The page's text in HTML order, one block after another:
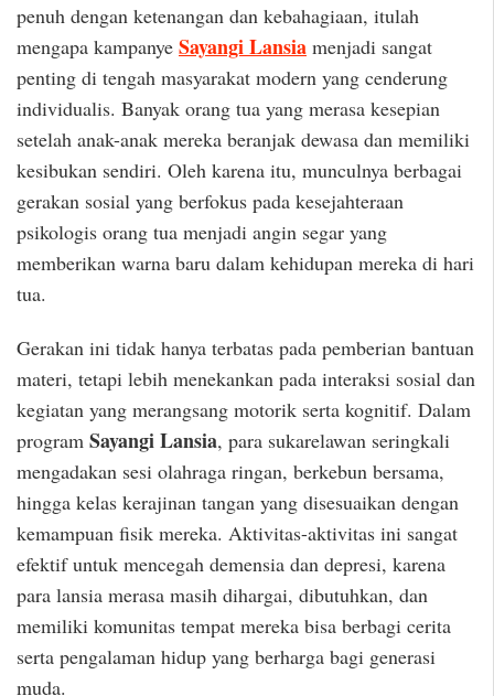
penuh dengan ketenangan dan kebahagiaan, itulah
mengapa kampanye Sayangi Lansia menjadi sangat
penting di tengah masyarakat modern yang cenderung
individualis. Banyak orang tua yang merasa kesepian
setelah anak-anak mereka beranjak dewasa dan memiliki
kesibukan sendiri. Oleh karena itu, munculnya berbagai
gerakan sosial yang berfokus pada kesejahteraan
psikologis orang tua menjadi angin segar yang
memberikan warna baru dalam kehidupan mereka di hari
tua.
Gerakan ini tidak hanya terbatas pada pemberian bantuan
materi, tetapi lebih menekankan pada interaksi sosial dan
kegiatan yang merangsang motorik serta kognitif. Dalam
program Sayangi Lansia, para sukarelawan seringkali
mengadakan sesi olahraga ringan, berkebun bersama,
hingga kelas kerajinan tangan yang disesuaikan dengan
kemampuan fisik mereka. Aktivitas-aktivitas ini sangat
efektif untuk mencegah demensia dan depresi, karena
para lansia merasa masih dihargai, dibutuhkan, dan
memiliki komunitas tempat mereka bisa berbagi cerita
serta pengalaman hidup yang berharga bagi generasi
muda.